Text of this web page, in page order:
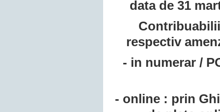
data de 31
respectiv
- in numerar /
- online : prin